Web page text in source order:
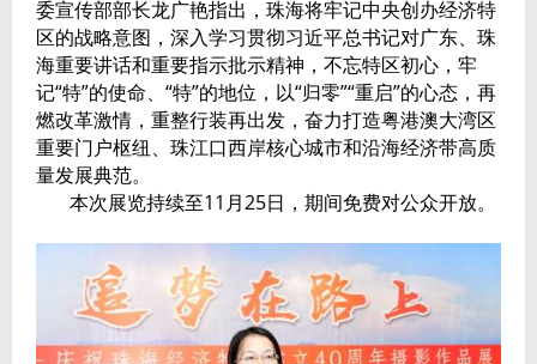
委宣传部部长龙广艳指出，珠海将牢记中央创办经济特
区的战略意图，深入学习贯彻习近平总书记对广东、珠
海重要讲话和重要指示批示精神，不忘特区初心，牢
记“特”的使命、“特”的地位，以“归零”“重启”的心态，再
燃改革激情，重整行装再出发，奋力打造粤港澳大湾区
重要门户枢纽、珠江口西岸核心城市和沿海经济带高质
量发展典范。
本次展览持续至11月25日，期间免费对公众开放。